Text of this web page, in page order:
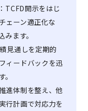
TCFD開示をはじ
ェーン適正化な
ます。
見通しを定期的
ィードバックを迅
進体制を整え、他
行計画で対応力を